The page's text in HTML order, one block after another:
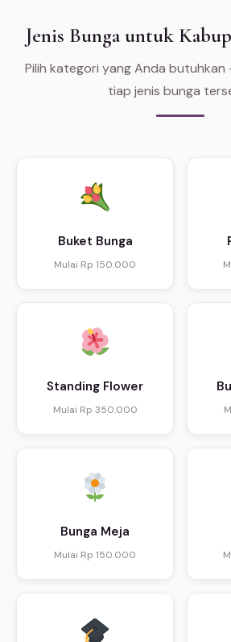
Jenis Bunga untuk
Pilih kategori yang Anda butuhkan
tiap jenis bunga
Buket Bunga
Mulai Rp 150.000
Standing Flower
Mulai Rp 350.000
Bunga Meja
Mulai Rp 150.000